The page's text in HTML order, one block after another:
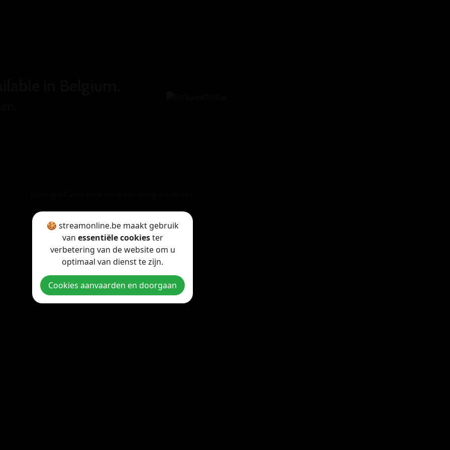
🍪 streamonline.be maakt gebruik
van essentiële cookiester
verbetering van de website om u
optimaal van dienst te zijn.
Cookies aanvaarden en doorgaan